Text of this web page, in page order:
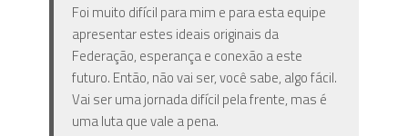
Foi muito difícil para mim e para esta equipe
apresentar estes ideais originais da
Federação, esperança e conexão a este
futuro. Então, não vai ser, você sabe, algo fácil.
Vai ser uma jornada difícil pela frente, mas é
uma luta que vale a pena.